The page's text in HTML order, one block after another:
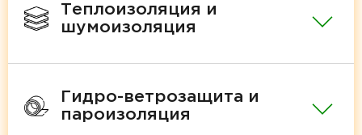
Теплоизоляция и
шумоизоляция
Гидро-ветрозащита и
пароизоляция